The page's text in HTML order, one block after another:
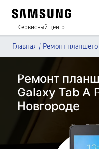
Сервисный центр
Главная / Ремонт
Ремонт
Galaxy Tab A
Новгороде